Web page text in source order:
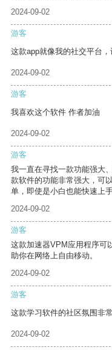
2024-09-02
游客
这款app就像我的社交平台
2024-09-02
游客
我喜欢这个软件 作者加油
2024-09-02
游客
我一直在寻找一款功能强大
款软件的功能非常强大，可
单，即使是小白也能快速上手
2024-09-02
游客
这款加速器VPM应用程序可
助你在网络上自由移动。
2024-09-02
游客
这款学习软件的社区氛围非
2024-09-02